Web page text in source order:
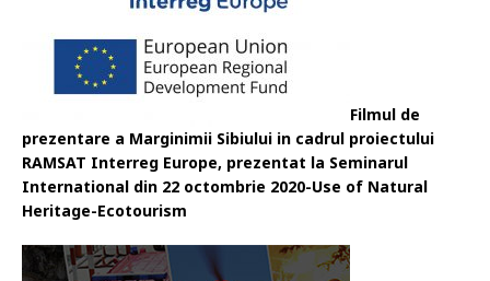
Filmul de
prezentare a Marginimii Sibiului in cadrul proiectului
RAMSAT Interreg Europe, prezentat la Seminarul
International din 22 octombrie 2020-Use of Natural
Heritage-Ecotourism